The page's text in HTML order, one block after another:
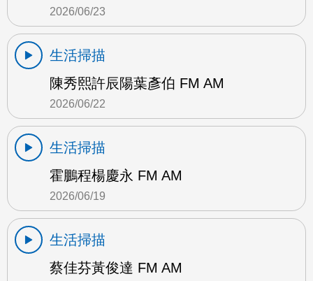
2026/06/23
生活掃描
陳秀熙許辰陽葉彥伯 FM AM
2026/06/22
生活掃描
霍鵬程楊慶永 FM AM
2026/06/19
生活掃描
蔡佳芬黃俊達 FM AM